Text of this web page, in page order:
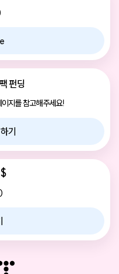
펀딩
지를 참고해주세요!
기